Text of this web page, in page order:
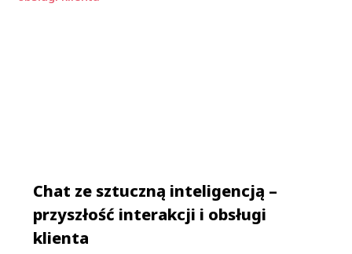
Chat ze sztuczną inteligencją –
przyszłość interakcji i obsługi
klienta